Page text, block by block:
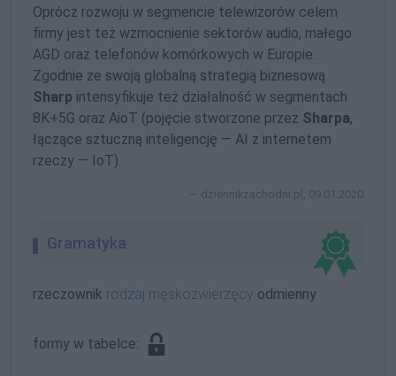
Oprócz rozwoju w segmencie telewizorów celem
firmy jest też wzmocnienie sektorów audio, małego
AGD oraz telefonów komórkowych w Europie.
Zgodnie ze swoją globalną strategią biznesową
Sharp intensyfikuje też działalność w segmentach
8K+5G oraz AioT (pojęcie stworzone przez Sharpa,
łączące sztuczną inteligencję — AI z internetem
rzeczy — IoT).
dziennikzachodni.pl, 09.01.2020
Gramatyka
rzeczownik rodzaj męskozwierzęcy odmienny
formy w tabelce: